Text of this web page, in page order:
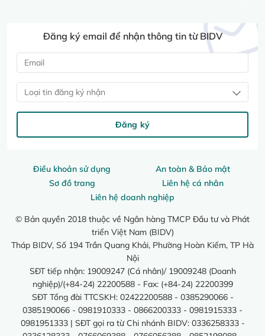
Điều khoản sử dụng
An toàn & Bảo mật
Sơ đồ trang
Liên hệ cá nhân
Liên hệ doanh nghiệp
© Bản quyền 2018 thuộc về Ngân hàng TMCP Đầu tư và Phát
triển Việt Nam (BIDV)
Tháp BIDV, Số 194 Trần Quang Khải, Phường Hoàn Kiếm, TP Hà
Nội
SĐT tiếp nhận: 19009247 (Cá nhân)/ 19009248 (Doanh
nghiệp)/(+84-24) 22200588 - Fax: (+84-24) 22200399
SĐT Tổng đài TTCSKH: 02422200588 - 0385290066 -
0385190066 - 0981910333 - 0866200333 - 0981915333 -
0981951333 | SĐT gọi ra từ Chi nhánh BIDV: 0336258333 -
Đăng ký email để nhận thông tin từ BIDV
Loại tin đăng ký nhận
Đăng ký